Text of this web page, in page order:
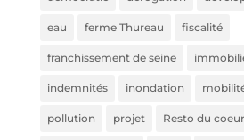
eau ferme Thureau fiscalité
franchissement de seine
indemnités inondation
pollution projet Resto du coeur